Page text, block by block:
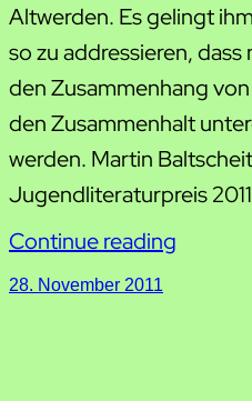
Altwerden. Es gelingt
so zu addressieren,
den Zusammenhang
den Zusammenhalt
werden. Martin
Jugendliteraturpreis
Continue reading
28. November 2011